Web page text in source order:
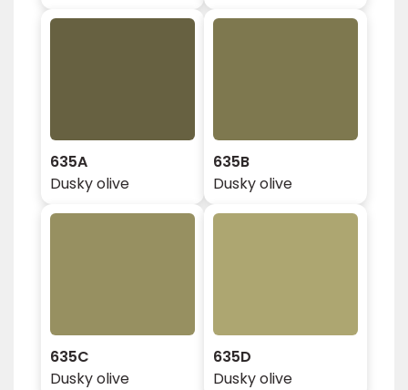
635A
Dusky olive
635B
Dusky olive
635C
Dusky olive
635D
Dusky olive